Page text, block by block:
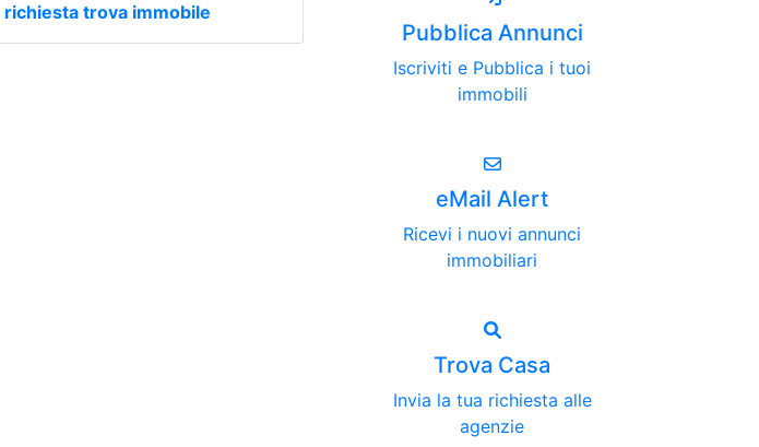
richiesta trova immobile
Pubblica Annunci
Iscriviti e Pubblica i tuoi
immobili
eMail Alert
Ricevi i nuovi annunci
immobiliari
Trova Casa
Invia la tua richiesta alle
agenzie